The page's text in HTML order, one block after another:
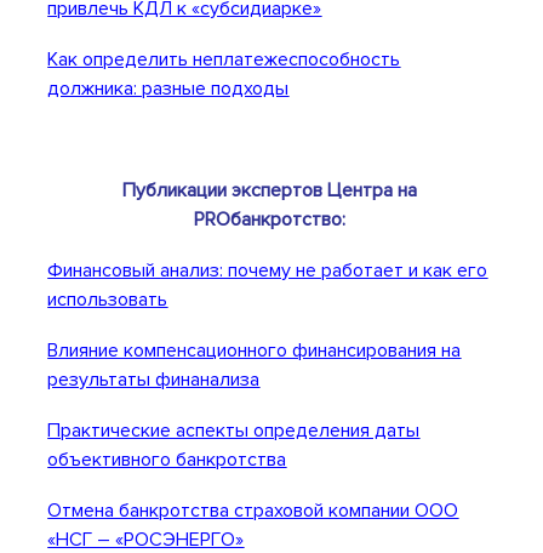
привлечь КДЛ к «субсидиарке»
Как определить неплатежеспособность
должника: разные подходы
Публикации экспертов Центра на
PROбанкротство:
Финансовый анализ: почему не работает и как его
использовать
Влияние компенсационного финансирования на
результаты финанализа
Практические аспекты определения даты
объективного банкротства
Отмена банкротства страховой компании ООО
«НСГ – «РОСЭНЕРГО»